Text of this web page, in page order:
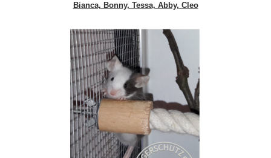
Bianca, Bonny, Tessa, Abby, Cleo